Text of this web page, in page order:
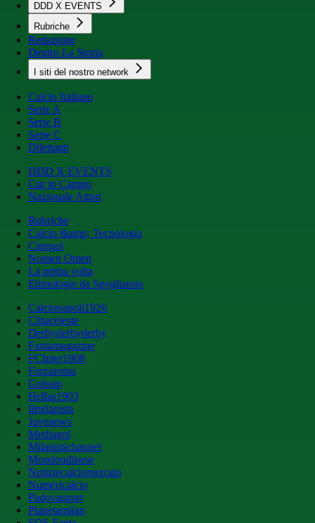
DDD X EVENTS
Rubriche
Redazione
Dentro La Storia
I siti del nostro network
Calcio Italiano
Serie A
Serie B
Serie C
Dilettanti
DDD X EVENTS
Cur in Campo
Nazionale Attori
Rubriche
Calcio &amp; Tecnologia
Cinegol
Nomen Omen
La prima volta
Etimologie da Spogliatoio
Calcionapoli1926
Cittaceleste
Derbyderbyderby
Fantamagazine
FCInter1908
Forzaroma
Golssip
Hellas1903
Ilmilanista
Juvenews
Mediagol
Milanistichannel
Mondoudinese
Notiziecalciomercato
Numericalcio
Padovasport
Pianetamilan